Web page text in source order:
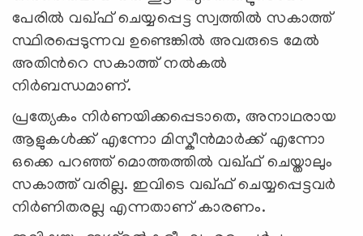
പേരില്‍ വഖ്ഫ് ചെയ്യപ്പെട്ട സ്വത്തില്‍ സകാത്ത്
സ്ഥിരപ്പെടുന്നവ ഉണ്ടെങ്കില്‍ അവരുടെ മേല്‍
അതിന്‍റെ സകാത്ത് നല്‍കല്‍
നിര്‍ബന്ധമാണ്.
പ്രത്യേകം നിര്‍ണയിക്കപ്പെടാതെ, അനാഥരായ
ആളുകള്‍ക്ക് എന്നോ മിസ്കീന്‍മാര്‍ക്ക് എന്നോ
ഒക്കെ പറഞ്ഞ് മൊത്തത്തില്‍ വഖ്ഫ് ചെയ്താലും
സകാത്ത് വരില്ല. ഇവിടെ വഖ്ഫ് ചെയ്യപ്പെട്ടവര്‍
നിര്‍ണിതരല്ല എന്നതാണ് കാരണം.